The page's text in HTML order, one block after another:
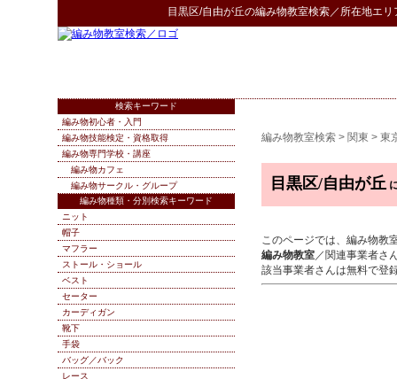
目黒区/自由が丘の編み物教室検索／所在地エリ
編み物教室検索 > 関東 > 東
目黒区/自由が丘
このページでは、編み物教
編み物教室／関連事業者さ
該当事業者さんは無料で登
検索キーワード
編み物初心者・入門
編み物技能検定・資格取得
編み物専門学校・講座
編み物カフェ
編み物サークル・グループ
編み物種類・分別検索キーワード
ニット
帽子
マフラー
ストール・ショール
ベスト
セーター
カーディガン
靴下
手袋
バッグ／バック
レース